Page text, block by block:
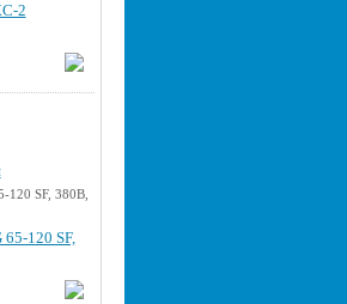
2
120 SF, 380В,
65-120 SF,